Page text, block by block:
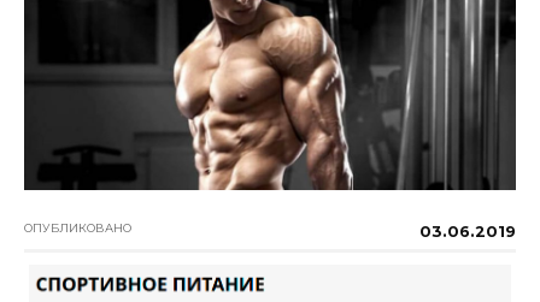
ОПУБЛИКОВАНО 03.06.2019